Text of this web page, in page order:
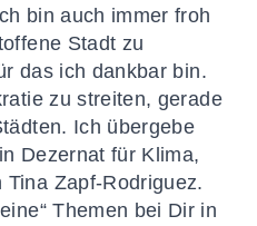
bin auch immer froh
Stadt zu
das ich dankbar bin.
zu streiten, gerade
Ich übergebe
Dezernat für Klima,
Tina Zapf-Rodriguez.
Themen bei Dir in